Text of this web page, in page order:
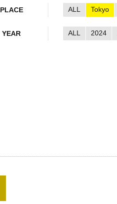
PLACE ALL Tokyo
YEAR ALL 2024